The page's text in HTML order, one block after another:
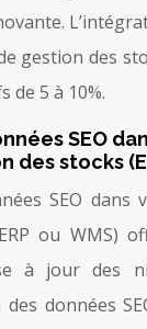
gestion des
de 5 à 10%.
SEO
des stocks
SEO dans
ou WMS)
à jour des
données